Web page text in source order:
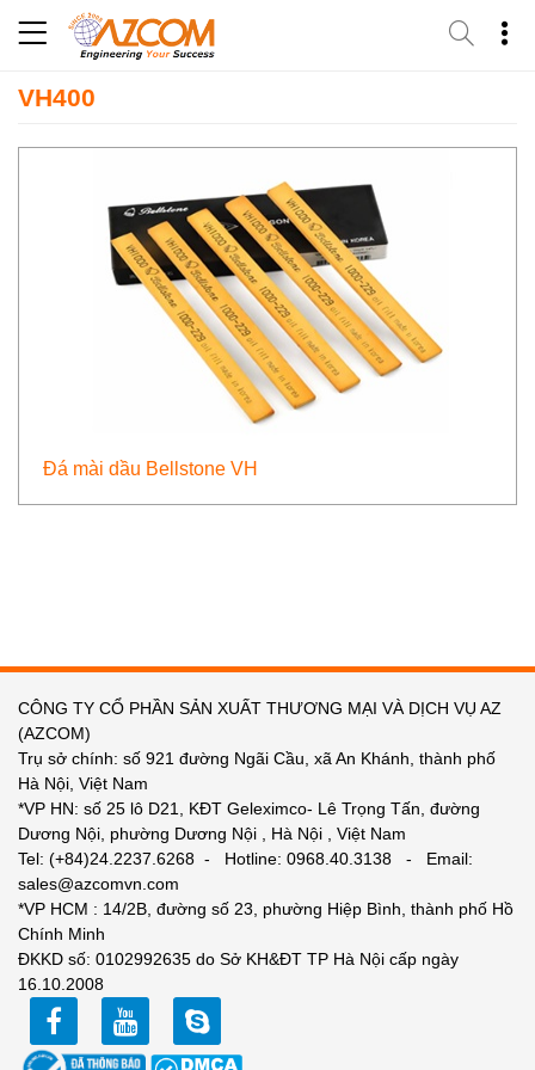
VH400
Đá mài dầu Bellstone VH
CÔNG TY CỔ PHẦN SẢN XUẤT THƯƠNG MẠI VÀ DỊCH VỤ AZ
(AZCOM)
Trụ sở chính: số 921 đường Ngãi Cầu, xã An Khánh, thành phố
Hà Nội, Việt Nam
*VP HN: số 25 lô D21, KĐT Geleximco- Lê Trọng Tấn, đường
Dương Nội, phường Dương Nội , Hà Nội , Việt Nam
Tel: (+84)24.2237.6268 - Hotline: 0968.40.3138 - Email:
sales@azcomvn.com
*VP HCM : 14/2B, đường số 23, phường Hiệp Bình, thành phố Hồ
Chính Minh
ĐKKD số: 0102992635 do Sở KH&ĐT TP Hà Nội cấp ngày
16.10.2008
facebookyoutube zalo